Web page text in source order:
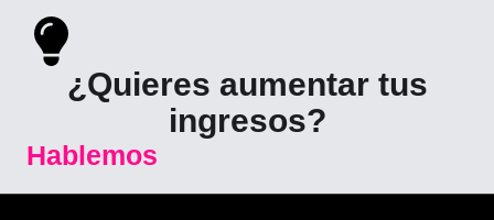
¿Quieres aumentar tus
ingresos?
Hablemos